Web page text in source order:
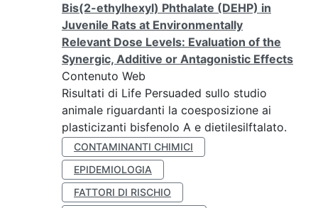
Bis(2-ethylhexyl) Phthalate (DEHP) in
Juvenile Rats at Environmentally
Relevant Dose Levels: Evaluation of the
Synergic, Additive or Antagonistic Effects
Contenuto Web
Risultati di Life Persuaded sullo studio
animale riguardanti la coesposizione ai
plasticizanti bisfenolo A e dietilesilftalato.
CONTAMINANTI CHIMICI
EPIDEMIOLOGIA
FATTORI DI RISCHIO